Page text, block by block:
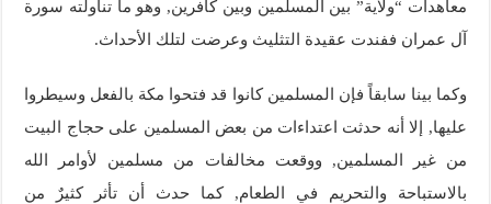
معاهدات “ولاية” بين المسلمين وبين كافرين, وهو ما تناولته سورة
آل عمران ففندت عقيدة التثليث وعرضت لتلك الأحداث.
وكما بينا سابقاً فإن المسلمين كانوا قد فتحوا مكة بالفعل وسيطروا
عليها, إلا أنه حدثت اعتداءات من بعض المسلمين على حجاج البيت
من غير المسلمين, ووقعت مخالفات من مسلمين لأوامر الله
بالاستباحة والتحريم في الطعام, كما حدث أن تأثر كثيرٌ من